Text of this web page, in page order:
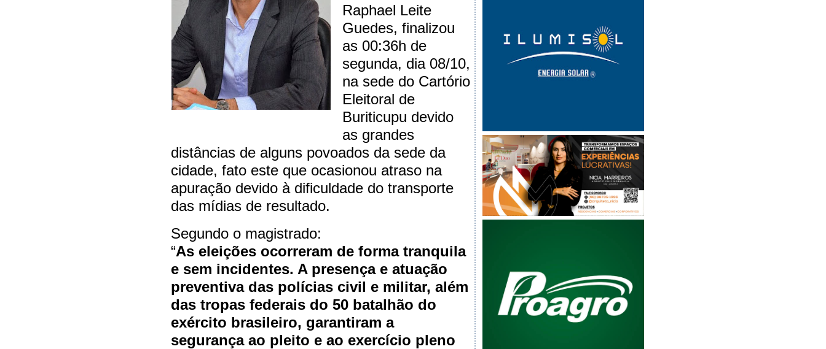
Raphael Leite
Guedes, finalizou
as 00:36h de
segunda, dia 08/10,
na sede do Cartório
Eleitoral de
Buriticupu devido
as grandes
distâncias de alguns povoados da sede da
cidade, fato este que ocasionou atraso na
apuração devido à dificuldade do transporte
das mídias de resultado.
Segundo o magistrado:
“As eleições ocorreram de forma tranquila
e sem incidentes. A presença e atuação
preventiva das polícias civil e militar, além
das tropas federais do 50 batalhão do
exército brasileiro, garantiram a
segurança ao pleito e ao exercício pleno